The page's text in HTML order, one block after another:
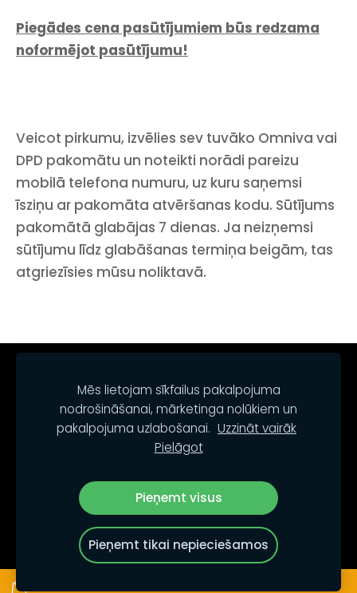
Piegādes cena pasūtījumiem būs redzama
noformējot pasūtījumu!
Veicot pirkumu, izvēlies sev tuvāko Omniva vai
DPD pakomātu un noteikti norādi pareizu
mobilā telefona numuru, uz kuru saņemsi
īsziņu ar pakomāta atvēršanas kodu. Sūtījums
pakomātā glabājas 7 dienas. Ja neizņemsi
sūtījumu līdz glabāšanas termiņa beigām, tas
atgriezīsies mūsu noliktavā.
© PALETO.LV
Mēs lietojam sīkfailus pakalpojuma
nodrošināšanai, mārketinga nolūkiem un
pakalpojuma uzlabošanai. Uzzināt vairāk
Pielāgot
Pieņemt visus
Pieņemt tikai nepieciešamos